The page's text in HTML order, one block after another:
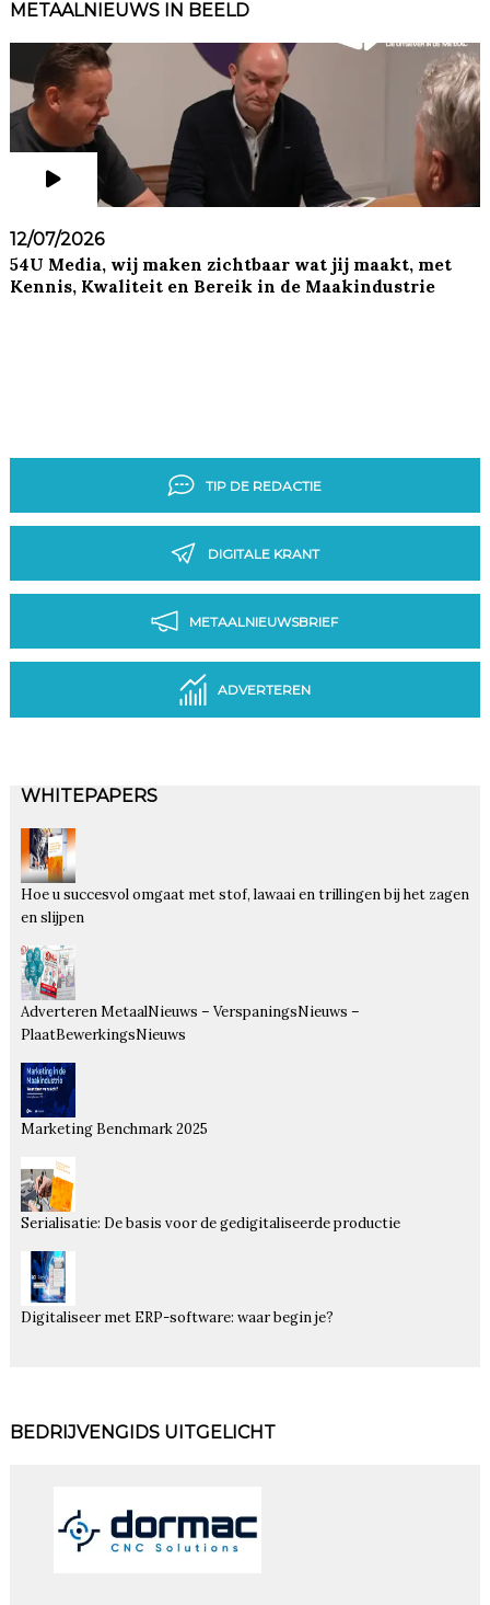
METAALNIEUWS IN BEELD
12/07/2026
54U Media, wij maken zichtbaar wat jij maakt, met
Kennis, Kwaliteit en Bereik in de Maakindustrie
TIP DE REDACTIE
DIGITALE KRANT
METAALNIEUWSBRIEF
ADVERTEREN
WHITEPAPERS
Hoe u succesvol omgaat met stof, lawaai en trillingen bij het zagen
en slijpen
Adverteren MetaalNieuws – VerspaningsNieuws –
PlaatBewerkingsNieuws
Marketing Benchmark 2025
Serialisatie: De basis voor de gedigitaliseerde productie
Digitaliseer met ERP-software: waar begin je?
BEDRIJVENGIDS UITGELICHT